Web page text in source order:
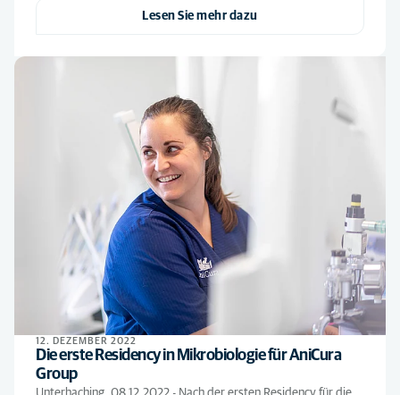
Lesen Sie mehr dazu
12. DEZEMBER 2022
Die erste Residency in Mikrobiologie für AniCura
Group